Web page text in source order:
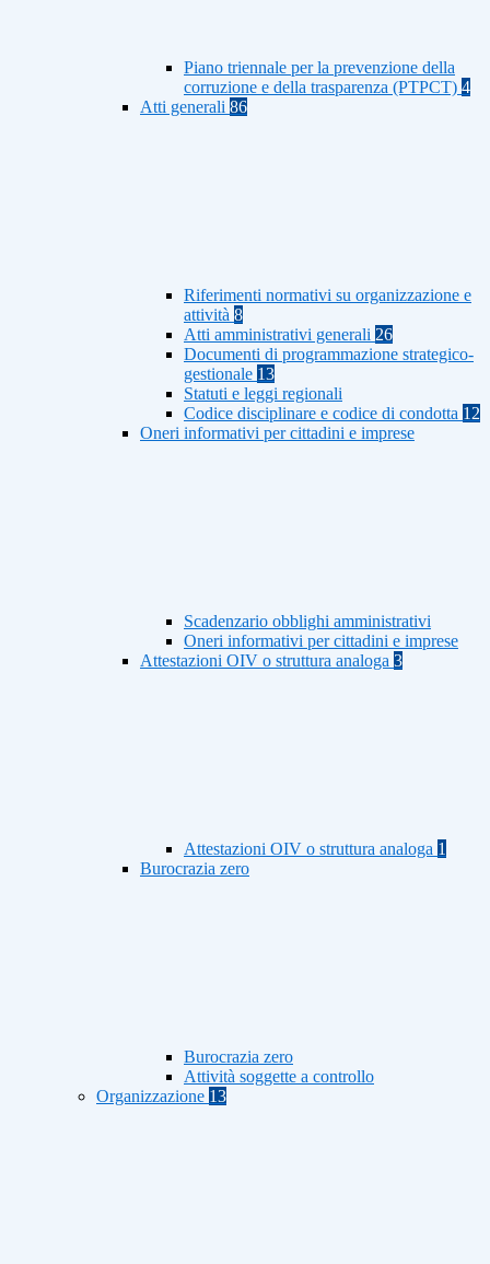
Piano triennale per la prevenzione della
corruzione e della trasparenza (PTPCT) 4
Atti generali 86
Riferimenti normativi su organizzazione e
attività 8
Atti amministrativi generali 26
Documenti di programmazione strategico-
gestionale 13
Statuti e leggi regionali
Codice disciplinare e codice di condotta 12
Oneri informativi per cittadini e imprese
Scadenzario obblighi amministrativi
Oneri informativi per cittadini e imprese
Attestazioni OIV o struttura analoga 3
Attestazioni OIV o struttura analoga 1
Burocrazia zero
Burocrazia zero
Attività soggette a controllo
Organizzazione 13